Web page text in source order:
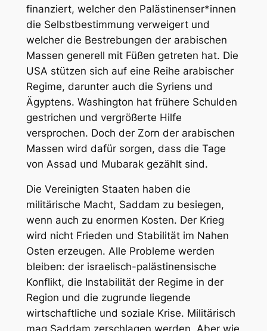
finanziert, welcher den Palästinenser*innen
die Selbstbestimmung verweigert und
welcher die Bestrebungen der arabischen
Massen generell mit Füßen getreten hat. Die
USA stützen sich auf eine Reihe arabischer
Regime, darunter auch die Syriens und
Ägyptens. Washington hat frühere Schulden
gestrichen und vergrößerte Hilfe
versprochen. Doch der Zorn der arabischen
Massen wird dafür sorgen, dass die Tage
von Assad und Mubarak gezählt sind.
Die Vereinigten Staaten haben die
militärische Macht, Saddam zu besiegen,
wenn auch zu enormen Kosten. Der Krieg
wird nicht Frieden und Stabilität im Nahen
Osten erzeugen. Alle Probleme werden
bleiben: der israelisch-palästinensische
Konflikt, die Instabilität der Regime in der
Region und die zugrunde liegende
wirtschaftliche und soziale Krise. Militärisch